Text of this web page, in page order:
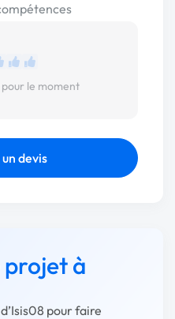
le moment
devis
à
pour faire